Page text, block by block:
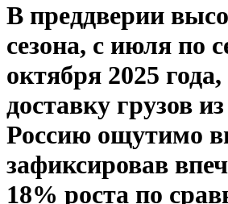
В преддверии
сезона, с июля по
октября 2025
доставку грузов
Россию ощутимо
зафиксировав
18% роста по